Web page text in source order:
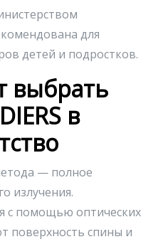
для
детей и подростков.
выбрать
в
— полное
излучения.
с помощью оптических
поверхность спины и